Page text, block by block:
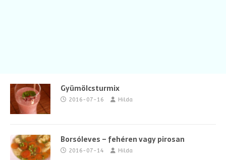
Gyümölcsturmix
2016-07-16 Hilda
Borsóleves – fehéren vagy pirosan
2016-07-14 Hilda